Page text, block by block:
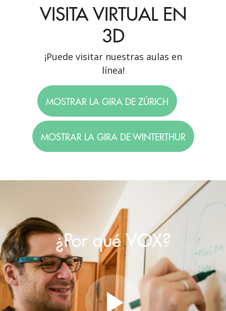
VISITA VIRTUAL EN
3D
¡Puede visitar nuestras aulas en
línea!
MOSTRAR LA GIRA DE ZÚRICH
MOSTRAR LA GIRA DE WINTERTHUR
¿Por qué VOX?